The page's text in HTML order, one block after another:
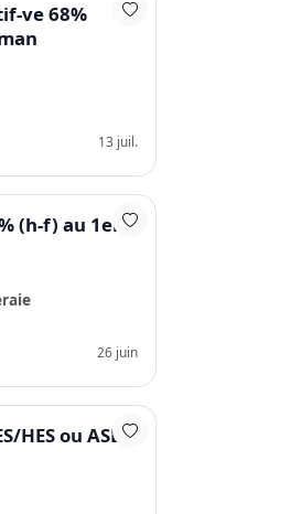
ve 68%
13 juil.
(h-f) au 1er
26 juin
HES ou ASE